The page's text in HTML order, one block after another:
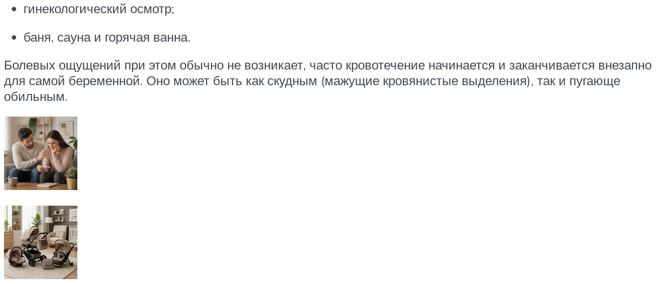
гинекологический осмотр;
баня, сауна и горячая ванна.
Болевых ощущений при этом обычно не возникает, часто кровотечение начинается и заканчивается внезапно
для самой беременной. Оно может быть как скудным (мажущие кровянистые выделения), так и пугающе
обильным.